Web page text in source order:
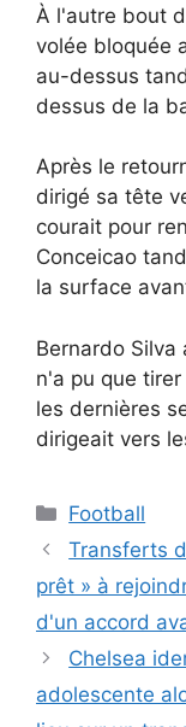
À l'autre bout
volée bloquée
au-dessus
dessus de la
Après le
dirigé sa tête
courait pour
Conceicao
la surface
Bernardo Silva
n'a pu que
les dernières
dirigeait vers
Catégories
Football
Transferts
prêt » à
d'un accord
Chelsea
adolescente